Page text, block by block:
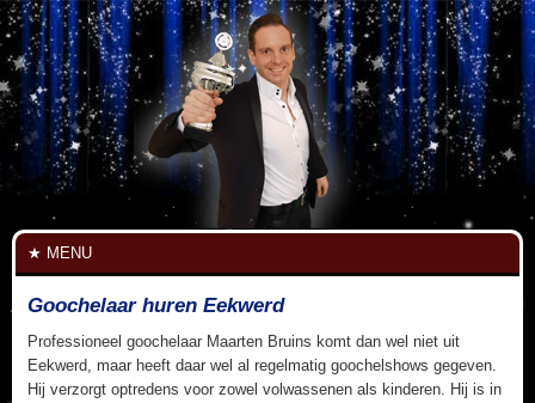
MENU
Goochelaar huren Eekwerd
Professioneel goochelaar Maarten Bruins komt dan wel niet uit
Eekwerd, maar heeft daar wel al regelmatig goochelshows gegeven.
Hij verzorgt optredens voor zowel volwassenen als kinderen. Hij is in